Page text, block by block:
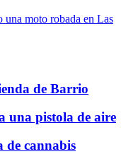
de Barrio
una pistola de aire
cannabis